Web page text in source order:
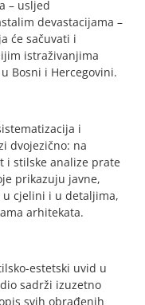
– usljed
devastacijama –
će sačuvati i
istraživanjima
Bosni i Hercegovini.
i
dvojezično: na
i stilske analize prate
prikazuju javne,
u cjelini i u detaljima,
arhitekata.
estetski uvid u
sadrži izuzetno
svih obrađenih